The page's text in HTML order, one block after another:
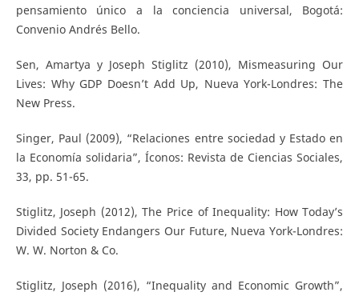
pensamiento único a la conciencia universal, Bogotá:
Convenio Andrés Bello.
Sen, Amartya y Joseph Stiglitz (2010), Mismeasuring Our
Lives: Why GDP Doesn’t Add Up, Nueva York-Londres: The
New Press.
Singer, Paul (2009), “Relaciones entre sociedad y Estado en
la Economía solidaria”, Íconos: Revista de Ciencias Sociales,
33, pp. 51-65.
Stiglitz, Joseph (2012), The Price of Inequality: How Today’s
Divided Society Endangers Our Future, Nueva York-Londres:
W. W. Norton & Co.
Stiglitz, Joseph (2016), “Inequality and Economic Growth”,